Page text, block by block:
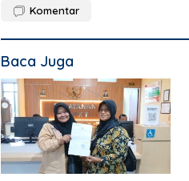
Komentar
Baca Juga